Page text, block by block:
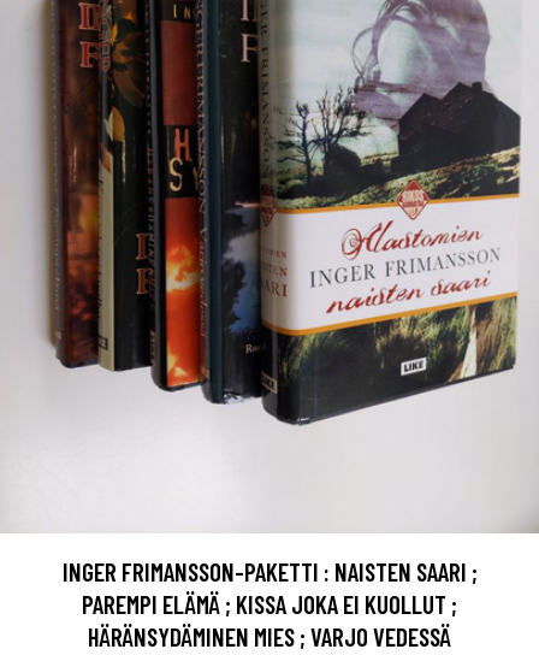
INGER FRIMANSSON-PAKETTI : NAISTEN SAARI ;
PAREMPI ELÄMÄ ; KISSA JOKA EI KUOLLUT ;
HÄRÄNSYDÄMINEN MIES ; VARJO VEDESSÄ